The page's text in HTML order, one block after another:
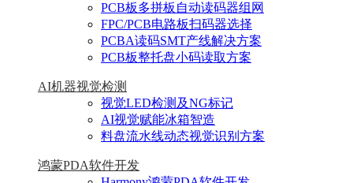
PCB板多拼板自动读码器组网
FPC/PCB电路板扫码器选择
PCBA读码SMT产线解决方案
PCB板整托盘小码读取方案
AI机器视觉检测
视觉LED检测及NG标记
AI视觉赋能冰箱智造
料盘流水线动态视觉识别方案
鸿蒙PDA软件开发